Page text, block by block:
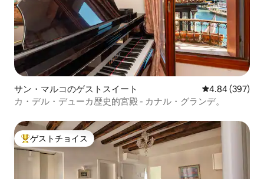
サン・マルコのゲストスイート レビュー397
4.84 (397)
カ・デル・デューカ歴史的宮殿 - カナル・グランデ。
大好評のゲストチョイスです。
ゲストチョイス